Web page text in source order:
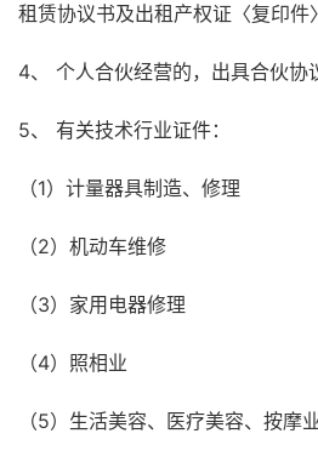
租赁协议书及出租产权证〈复印件
4、 个人合伙经营的，出具合伙协
5、 有关技术行业证件：
（1）计量器具制造、修理
（2）机动车维修
（3）家用电器修理
（4）照相业
（5）生活美容、医疗美容、按摩